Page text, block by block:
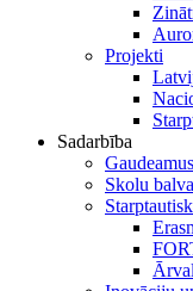
Projekti
Sadarbība
Gaudeamus
Skolu balva